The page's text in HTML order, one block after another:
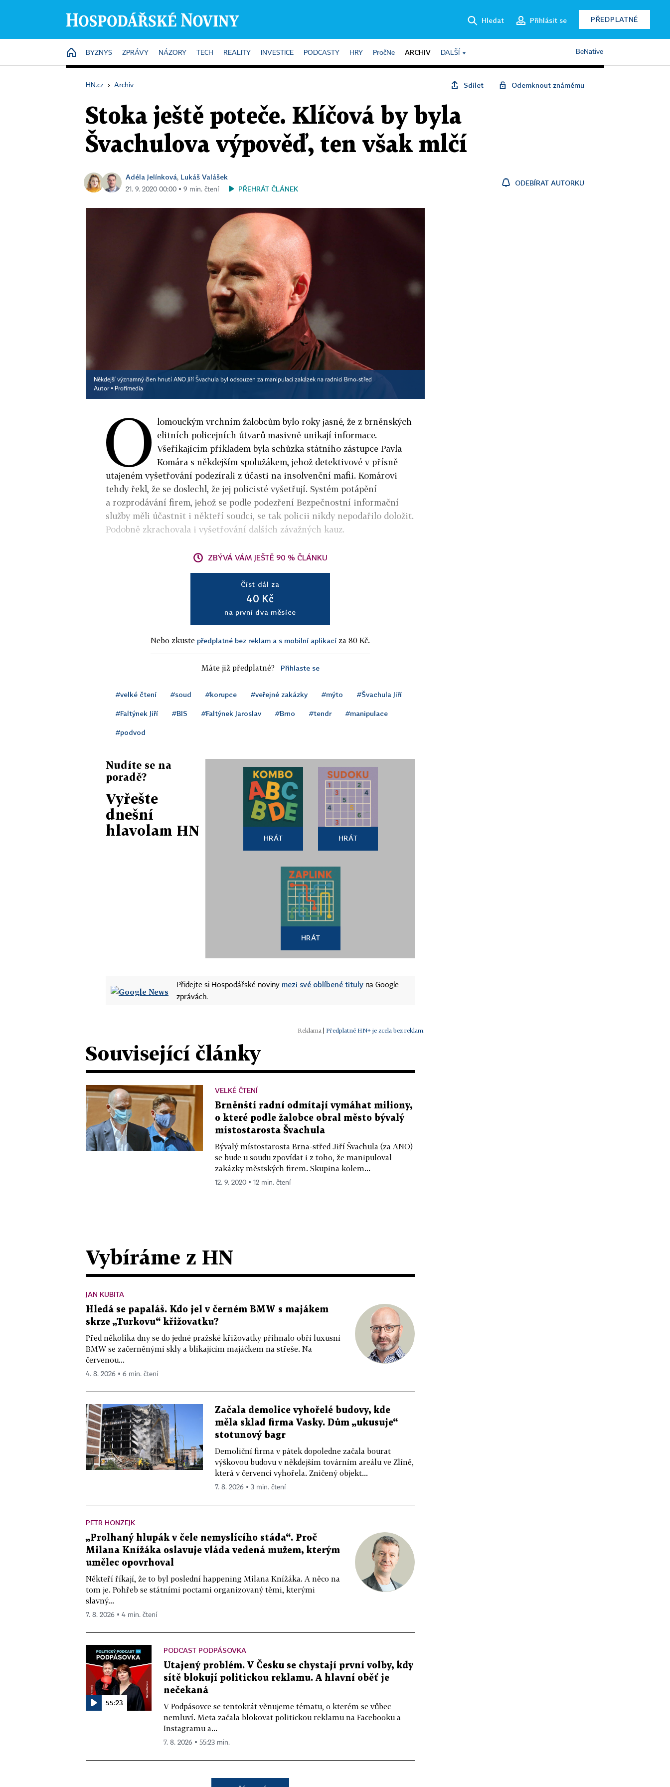
Hledat Přihlásit se PŘEDPLATNÉ
HOME
BYZNYS ZPRÁVY NÁZORY TECH REALITY INVESTICE PODCASTY HRY PročNe ARCHIV DALŠÍ BeNative
HN.cz › Archiv Sdílet Odemknout známému
Stoka ještě poteče. Klíčová by byla
Švachulova výpověď, ten však mlčí
Adéla Jelínková, Lukáš Valášek
21. 9. 2020 00:00 ▪ 9 min. čtení PŘEHRÁT ČLÁNEK
ODEBÍRAT AUTORKU
Někdejší významný člen hnutí ANO Jiří Švachula byl odsouzen za manipulaci zakázek na radnici Brno-střed
Autor ▪ Profimedia
O lomouckým vrchním žalobcům bylo roky jasné, že z brněnských
elitních policejních útvarů masivně unikají informace.
Všeříkajícím příkladem byla schůzka státního zástupce Pavla
Komára s někdejším spolužákem, jehož detektivové v přísně
utajeném vyšetřování podezírali z účasti na insolvenční mafii. Komárovi
tehdy řekl, že se doslechl, že jej policisté vyšetřují. Systém potápění
a rozprodávání firem, jehož se podle podezření Bezpečnostní informační
služby měli účastnit i někteří soudci, se tak policii nikdy nepodařilo doložit.
Podobně zkrachovala i vyšetřování dalších závažných kauz.
ZBÝVÁ VÁM JEŠTĚ 90 % ČLÁNKU
Číst dál za
40 Kč
na první dva měsíce
Nebo zkuste předplatné bez reklam a s mobilní aplikací za 80 Kč.
Máte již předplatné? Přihlaste se
#velké čtení #soud #korupce #veřejné zakázky #mýto #Švachula Jiří
#Faltýnek Jiří #BIS #Faltýnek Jaroslav #Brno #tendr #manipulace
#podvod
Nudíte se na
poradě?
Vyřešte
dnešní
hlavolam HN
HRÁT HRÁT
HRÁT
Přidejte si Hospodářské noviny mezi své oblíbené tituly na Google
zprávách.
| Předplatné HN+ je zcela bez reklam.
Související články
VELKÉ ČTENÍ
Brněnští radní odmítají vymáhat miliony,
o které podle žalobce obral město bývalý
místostarosta Švachula
Bývalý místostarosta Brna-střed Jiří Švachula (za ANO)
se bude u soudu zpovídat i z toho, že manipuloval
zakázky městských firem. Skupina kolem...
12. 9. 2020 ▪ 12 min. čtení
Vybíráme z HN
JAN KUBITA
Hledá se papaláš. Kdo jel v černém BMW s majákem
skrze „Turkovu“ křižovatku?
Před několika dny se do jedné pražské křižovatky přihnalo obří luxusní
BMW se začerněnými skly a blikajícím majáčkem na střeše. Na
červenou...
4. 8. 2026 ▪ 6 min. čtení
Začala demolice vyhořelé budovy, kde
měla sklad firma Vasky. Dům „ukusuje“
stotunový bagr
Demoliční firma v pátek dopoledne začala bourat
výškovou budovu v někdejším továrním areálu ve Zlíně,
která v červenci vyhořela. Zničený objekt...
7. 8. 2026 ▪ 3 min. čtení
PETR HONZEJK
„Prolhaný hlupák v čele nemyslícího stáda“. Proč
Milana Knížáka oslavuje vláda vedená mužem, kterým
umělec opovrhoval
Někteří říkají, že to byl poslední happening Milana Knížáka. A něco na
tom je. Pohřeb se státními poctami organizovaný těmi, kterými
slavný...
7. 8. 2026 ▪ 4 min. čtení
55:23
PODCAST PODPÁSOVKA
Utajený problém. V Česku se chystají první volby, kdy
sítě blokují politickou reklamu. A hlavní oběť je
nečekaná
V Podpásovce se tentokrát věnujeme tématu, o kterém se vůbec
nemluví. Meta začala blokovat politickou reklamu na Facebooku a
Instagramu a...
7. 8. 2026 ▪ 55:23 min.